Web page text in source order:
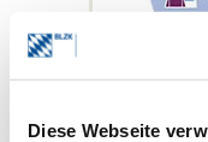
Diese WebseiteZum Login